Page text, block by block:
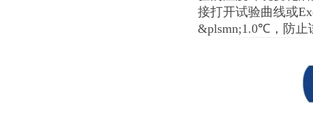
接打开试验曲线或
&plsmn;1.0℃，防止